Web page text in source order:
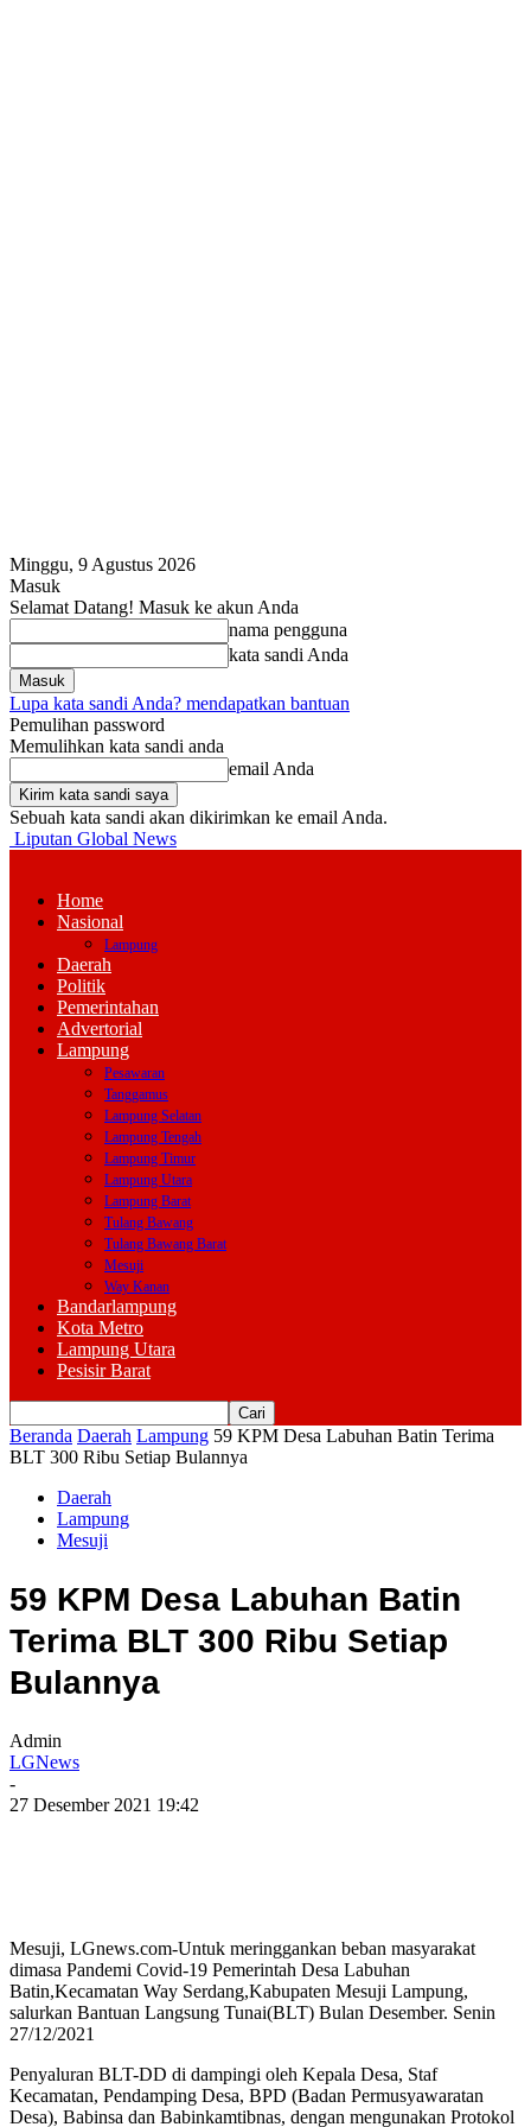
Minggu, 9 Agustus 2026
Masuk
Selamat Datang! Masuk ke akun Anda
nama pengguna
kata sandi Anda
Lupa kata sandi Anda? mendapatkan bantuan
Pemulihan password
Memulihkan kata sandi anda
email Anda
Sebuah kata sandi akan dikirimkan ke email Anda.
Liputan Global News
Home
Nasional
Lampung
Daerah
Politik
Pemerintahan
Advertorial
Lampung
Pesawaran
Tanggamus
Lampung Selatan
Lampung Tengah
Lampung Timur
Lampung Utara
Lampung Barat
Tulang Bawang
Tulang Bawang Barat
Mesuji
Way Kanan
Bandarlampung
Kota Metro
Lampung Utara
Pesisir Barat
Beranda Daerah Lampung 59 KPM Desa Labuhan Batin Terima
BLT 300 Ribu Setiap Bulannya
Daerah
Lampung
Mesuji
59 KPM Desa Labuhan Batin
Terima BLT 300 Ribu Setiap
Bulannya
Admin
LGNews
-
27 Desember 2021 19:42
Mesuji, LGnews.com-Untuk meringgankan beban masyarakat
dimasa Pandemi Covid-19 Pemerintah Desa Labuhan
Batin,Kecamatan Way Serdang,Kabupaten Mesuji Lampung,
salurkan Bantuan Langsung Tunai(BLT) Bulan Desember. Senin
27/12/2021
Penyaluran BLT-DD di dampingi oleh Kepala Desa, Staf
Kecamatan, Pendamping Desa, BPD (Badan Permusyawaratan
Desa), Babinsa dan Babinkamtibnas, dengan mengunakan Protokol